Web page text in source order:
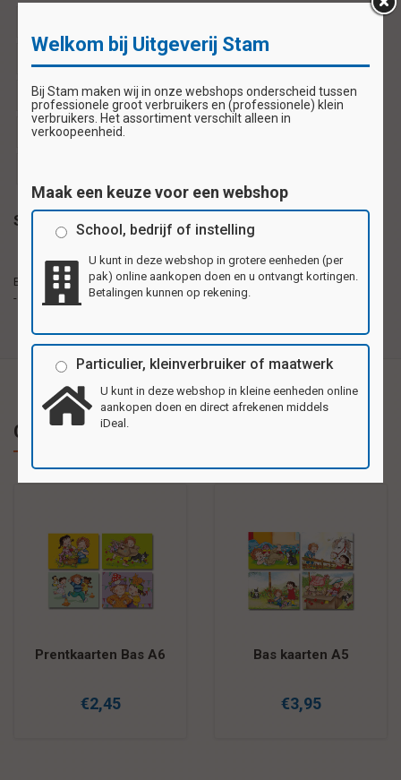
beloningskaartje
kleine kaartjes uitnodigingskaartje
uitnodigingskaartjes
Specificaties
Beloningskaartjes
- formaat A7
Beloningskaartjes van stevig karton, formaat
7x10,5cm (A7). 4 verschillende motieven waarbij
achterkant blanco is. Ook als bedank-, verjaardag- of
Gerelateerde producten
Prentkaarten Bas A6
€2,45
Bas kaarten A5
€3,95
Welkom bij Uitgeverij Stam
Bij Stam maken wij in onze webshops onderscheid tussen
professionele groot verbruikers en (professionele) klein
verbruikers. Het assortiment verschilt alleen in
verkoopeenheid.
Maak een keuze voor een webshop
School, bedrijf of instelling
U kunt in deze webshop in grotere eenheden (per
pak) online aankopen doen en u ontvangt kortingen.
Betalingen kunnen op rekening.
Particulier, kleinverbruiker of maatwerk
U kunt in deze webshop in kleine eenheden online
aankopen doen en direct afrekenen middels
iDeal.